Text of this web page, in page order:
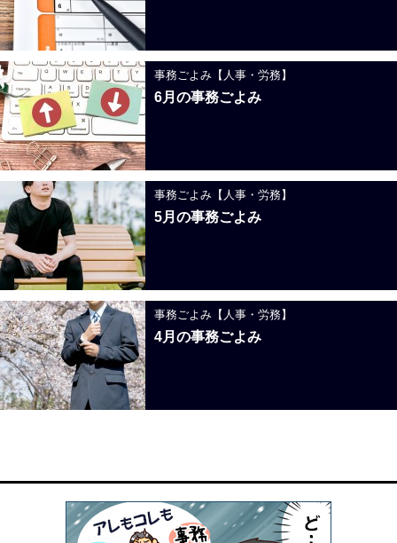
事務ごよみ【人事・労務】
6月の事務ごよみ
事務ごよみ【人事・労務】
5月の事務ごよみ
事務ごよみ【人事・労務】
4月の事務ごよみ